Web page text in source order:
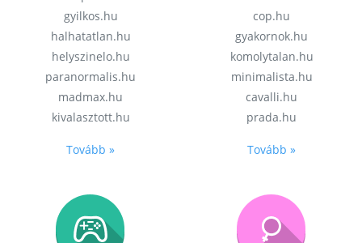
gyilkos.hu
halhatatlan.hu
helyszinelo.hu
paranormalis.hu
madmax.hu
kivalasztott.hu
Tovább »
cop.hu
gyakornok.hu
komolytalan.hu
minimalista.hu
cavalli.hu
prada.hu
Tovább »